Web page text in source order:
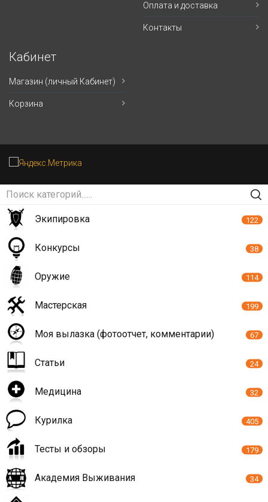
Оплата и доставка
Контакты
Кабинет
Магазин (личный Кабинет)
Корзина
Экипировка 122
Конкурсы 38
Оружие 114
Мастерская 199
Моя вылазка (фотоотчет, комментарии) 67
Статьи 24
Медицина 32
Курилка 405
Тесты и обзоры 179
Академия Выживания 34